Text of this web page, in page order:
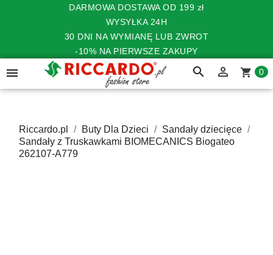
DARMOWA DOSTAWA OD 199 zł
WYSYŁKA 24H
30 DNI NA WYMIANĘ LUB ZWROT
-10% NA PIERWSZE ZAKUPY
 search  shopping_cart 0
Riccardo.pl Buty Dla Dzieci
Sandały dziecięce
Sandały z Truskawkami BIOMECANICS Biogateo
262107-A779